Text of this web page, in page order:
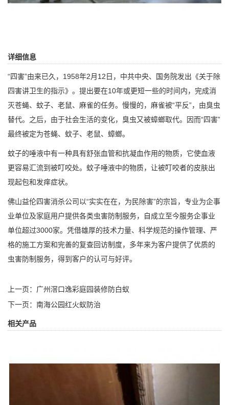
详细信息
“四害”由来已久，1958年2月12日，中共中央、国务院发出《关于除
四害讲卫生的指示》。提出要在10年或更短一些的时间内，完成消
灭苍蝇、蚊子、老鼠、麻雀的任务。慢慢的，麻雀被“平反”，由臭虫
替代。之后，由于社会生活的变化，臭虫又被蟑螂取代。因而“四害”
最终被定为苍蝇、蚊子、老鼠、蟑螂。
蚊子的唾液中有一种具有舒张血管和抗凝血作用的物质，它使血液
更容易汇流到被叮咬处。蚊子唾液中的物质，让被叮咬者的皮肤出
现起包和发痒症状。
佛山益伦四害消杀公司以“实实在在，为民除害”的宗旨，专业为企事
业单位及家庭用户提供各类虫害防制服务，自成立至今服务企事业
单位超过3000家。凭借雄厚的技术力量、科学规范的操作管理、严
格的施工方案和完善的复查回访制度，多年来为客户提供了优质的
虫害防制服务，得到客户的认可与好评。
上一页： 广州滘口逸彩庭园装修防白蚁
下一页： 南海公园红火蚁防治
相关产品